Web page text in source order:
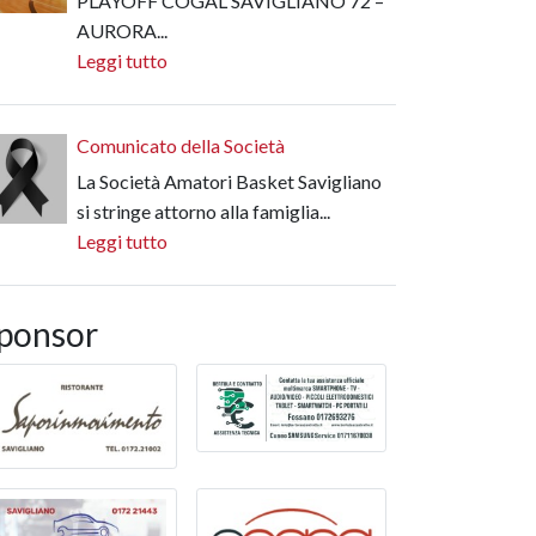
AURORA...
Leggi tutto
Comunicato della Società
La Società Amatori Basket Savigliano
si stringe attorno alla famiglia...
Leggi tutto